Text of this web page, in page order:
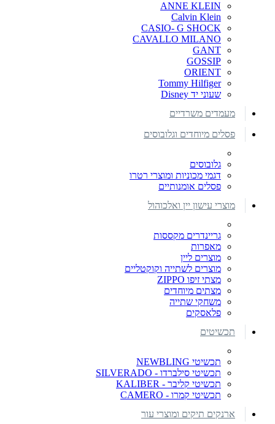
ANNE KLEIN
Calvin Klein
CASIO- G SHOCK
CAVALLO MILANO
GANT
GOSSIP
ORIENT
Tommy Hilfiger
שעוני יד Disney
מעמדים משרדיים
פסלים מיוחדים וגלובוסים
גלובוסים
דגמי מכוניות ומוצרי רטרו
פסלים אומנותיים
מוצרי עישון יין ואלכוהול
גריינדרים מקססות
מאפרות
מוצרים ליין
מוצרים לשתייה וקוקטליים
מצתי זיפו ZIPPO
מצתים מיוחדים
משחקי שתייה
פלאסקים
תכשיטים
תכשיטי NEWBLING
תכשיטי סילברדו - SILVERADO
תכשיטי קליבר - KALIBER
תכשיטי קמרו - CAMERO
ארנקים תיקים ומוצרי עור